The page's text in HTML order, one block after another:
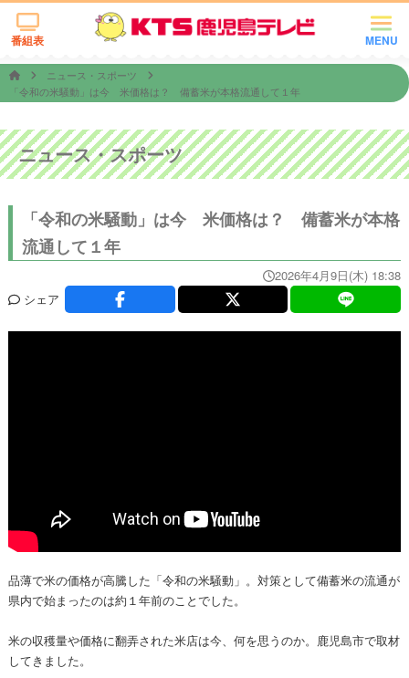
MENU
番組表
ニュース・スポーツ
「令和の米騒動」は今 米価格は？ 備蓄米が本格流通して１年
ニュース・スポーツ
「令和の米騒動」は今 米価格は？ 備蓄米が本格
流通して１年
2026年4月9日(木) 18:38
シェア
品薄で米の価格が高騰した「令和の米騒動」。対策として備蓄米の流通が
県内で始まったのは約１年前のことでした。
米の収穫量や価格に翻弄された米店は今、何を思うのか。鹿児島市で取材
してきました。